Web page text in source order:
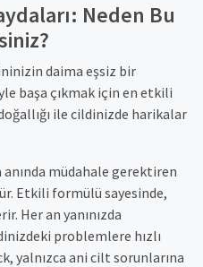
Neden Bu
daima eşsiz bir
başa çıkmak için en etkili
ile cildinizde harikalar
anında müdahale gerektiren
Etkili formülü sayesinde,
Her an yanınızda
problemlere hızlı
yalnızca ani cilt sorunlarına